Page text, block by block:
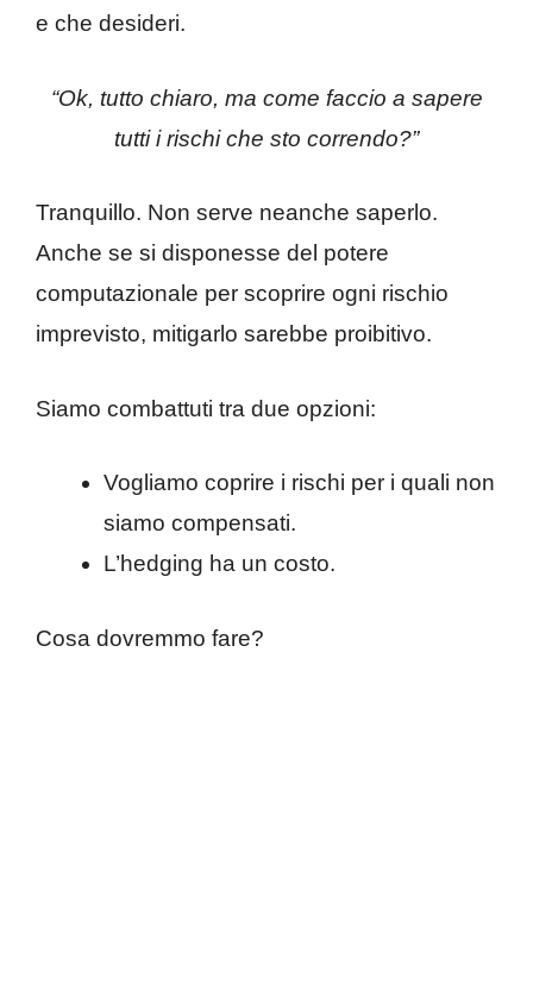
e che desideri.
“Ok, tutto chiaro, ma come faccio a sapere
tutti i rischi che sto correndo?”
Tranquillo. Non serve neanche saperlo.
Anche se si disponesse del potere
computazionale per scoprire ogni rischio
imprevisto, mitigarlo sarebbe proibitivo.
Siamo combattuti tra due opzioni:
Vogliamo coprire i rischi per i quali non
siamo compensati.
L’hedging ha un costo.
Cosa dovremmo fare?